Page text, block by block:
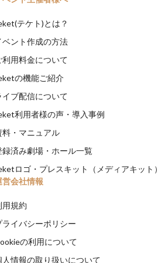
テケト)とは？
ベント作成の方法
利用料金について
の機能ご紹介
イブ配信について
利用者様の声・導入事例
料・マニュアル
録済み劇場・ホール一覧
ロゴ・プレスキット（メディアキット）
営会社情報
用規約
ライバシーポリシー
の利用について
人情報の取り扱いについて